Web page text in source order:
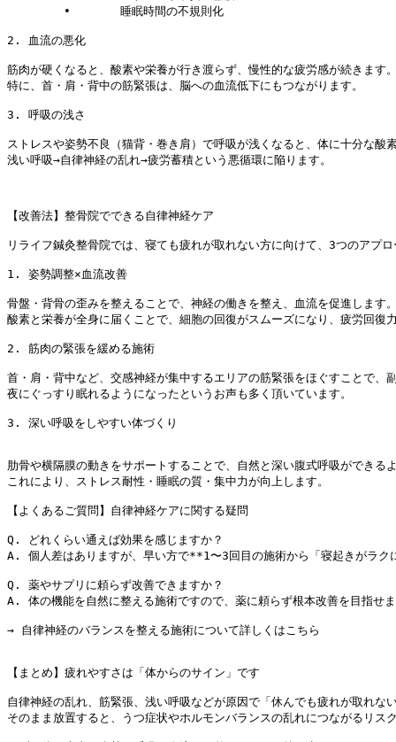
2. 血流の悪化
筋肉が硬くなると、酸素や栄養が行き渡らず、慢性的な疲労感が続きます
特に、首・肩・背中の筋緊張は、脳への血流低下にもつながります。
3. 呼吸の浅さ
ストレスや姿勢不良（猫背・巻き肩）で呼吸が浅くなると、体に十分な酸
浅い呼吸→自律神経の乱れ→疲労蓄積という悪循環に陥ります。
【改善法】整骨院でできる自律神経ケア
リライフ鍼灸整骨院では、寝ても疲れが取れない方に向けて、3つのアプ
1. 姿勢調整×血流改善
骨盤・背骨の歪みを整えることで、神経の働きを整え、血流を促進します
酸素と栄養が全身に届くことで、細胞の回復がスムーズになり、疲労回復
2. 筋肉の緊張を緩める施術
首・肩・背中など、交感神経が集中するエリアの筋緊張をほぐすことで、
夜にぐっすり眠れるようになったというお声も多く頂いています。
肋骨や横隔膜の動きをサポートすることで、自然と深い腹式呼吸ができる
これにより、ストレス耐性・睡眠の質・集中力が向上します。
【よくあるご質問】自律神経ケアに関する疑問
Q. どれくらい通えば効果を感じますか？
A. 個人差はありますが、早い方で**1〜3回目の施術から「寝起きがラク
Q. 薬やサプリに頼らず改善できますか？
A. 体の機能を自然に整える施術ですので、薬に頼らず根本改善を目指せ
→ 自律神経のバランスを整える施術について詳しくはこちら
【まとめ】疲れやすさは「体からのサイン」です
自律神経の乱れ、筋緊張、浅い呼吸などが原因で「休んでも疲れが取れな
そのまま放置すると、うつ症状やホルモンバランスの乱れにつながるリス